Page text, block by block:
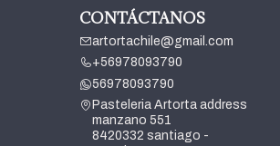
CONTÁCTANOS
artortachile@gmail.com
+56978093790
56978093790
Pasteleria Artorta address
manzano 551
8420332 santiago -